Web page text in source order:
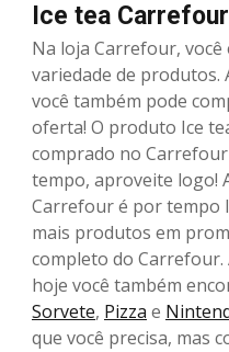
Ice tea
Na loja Carrefour,
variedade de produtos.
você também pode
oferta! O produto Ice
comprado no
tempo, aproveite logo!
Carrefour é por tempo
mais produtos em
completo do
hoje você também
Sorvete, Pizza e
que você precisa, mas